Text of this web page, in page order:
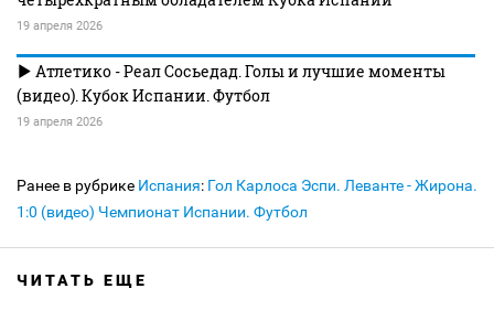
19 апреля 2026
Атлетико - Реал Сосьедад. Голы и лучшие моменты
(видео). Кубок Испании. Футбол
19 апреля 2026
Ранее в рубрике Испания: Гол Карлоса Эспи. Леванте - Жирона.
1:0 (видео) Чемпионат Испании. Футбол
ЧИТАТЬ ЕЩЕ